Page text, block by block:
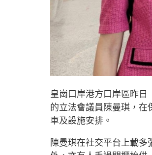
皇崗口岸港方口岸區昨
的立法會議員陳曼琪，在
車及設施安排。
陳曼琪在社交平台上載